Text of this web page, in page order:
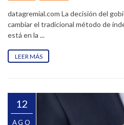
datagremial.com La decisión del
cambiar el tradicional método de
está en la ...
LEER MÁS
12
AGO